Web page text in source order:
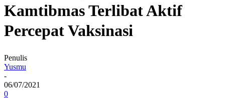
Kamtibmas Terlibat Aktif
Percepat Vaksinasi
Penulis
Yusmu
-
06/07/2021
0